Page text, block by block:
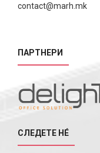
contact@marh.mk
ПАРТНЕРИ
СЛЕДЕТЕ НÉ